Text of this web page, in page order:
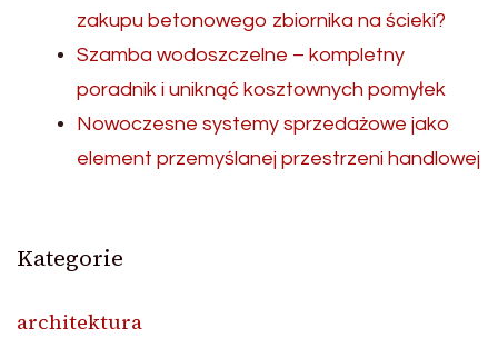
zakupu betonowego zbiornika na ścieki?
Szamba wodoszczelne – kompletny
poradnik i uniknąć kosztownych pomyłek
Nowoczesne systemy sprzedażowe jako
element przemyślanej przestrzeni handlowej
Kategorie
architektura